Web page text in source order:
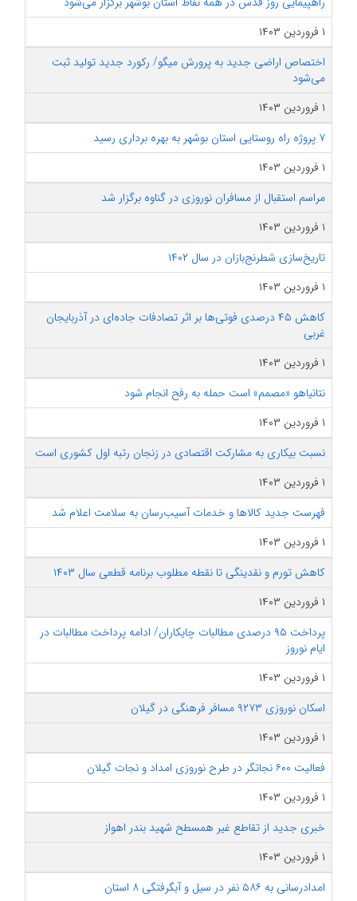
۱ فروردین ۱۴۰۳
اختصاص اراضی جدید به پرورش میگو/ رکورد جدید تولید ثبت
می‌شود
۱ فروردین ۱۴۰۳
۷ پروژه راه روستایی استان بوشهر به بهره برداری رسید
۱ فروردین ۱۴۰۳
مراسم استقبال از مسافران نوروزی در گناوه برگزار شد
۱ فروردین ۱۴۰۳
تاریخ‌سازی شطرنج‌بازان در سال ۱۴۰۲
۱ فروردین ۱۴۰۳
کاهش ۴۵ درصدی فوتی‌ها بر اثر تصادفات جاده‌ای در آذربایجان
غربی
۱ فروردین ۱۴۰۳
نتانیاهو «مصمم» است حمله به رفح انجام شود
۱ فروردین ۱۴۰۳
نسبت بیکاری به مشارکت اقتصادی در زنجان رتبه اول کشوری است
۱ فروردین ۱۴۰۳
فهرست جدید کالاها و خدمات آسیب‌رسان به سلامت اعلام شد
۱ فروردین ۱۴۰۳
کاهش تورم و نقدینگی تا نقطه مطلوب برنامه قطعی سال ۱۴۰۳
۱ فروردین ۱۴۰۳
پرداخت ۹۵ درصدی مطالبات چایکاران/ ادامه پرداخت مطالبات در
ایام نوروز
۱ فروردین ۱۴۰۳
اسکان نوروزی ۹۲۷۳ مسافر فرهنگی در گیلان
۱ فروردین ۱۴۰۳
فعالیت ۶۰۰ نجاتگر در طرح نوروزی امداد و نجات گیلان
۱ فروردین ۱۴۰۳
خبری جدید از تقاطع غیر همسطح شهید بندر اهواز
۱ فروردین ۱۴۰۳
امدادرسانی به ۵۸۶ نفر در سیل و آبگرفتگی ۸ استان